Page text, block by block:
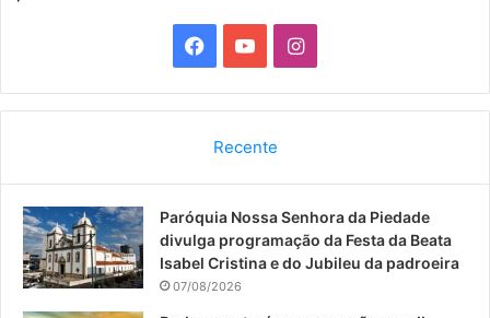
a
b
o
o
u
b
I
n
a
g
Recente
Paróquia Nossa Senhora da Piedade
divulga programação da Festa da Beata
Isabel Cristina e do Jubileu da padroeira
07/08/2026